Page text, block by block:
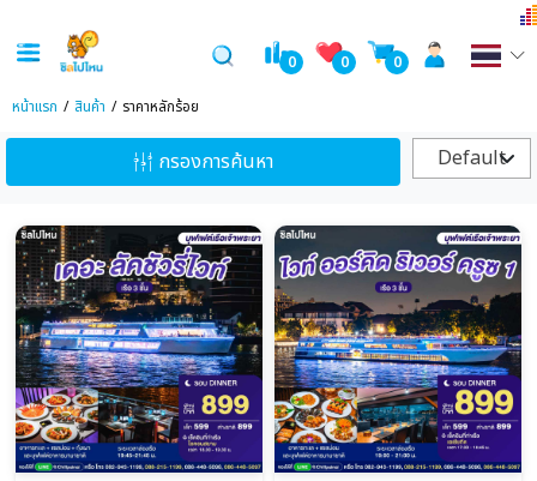
0 0 0
หน้าแรก สินค้า ราคาหลักร้อย
กรองการค้นหา Default